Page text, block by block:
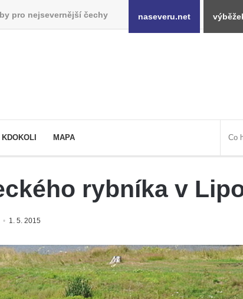
pro nejsevernější čechy naseveru.net
KDOKOLI MAPA
rybníka v
1. 5. 2015